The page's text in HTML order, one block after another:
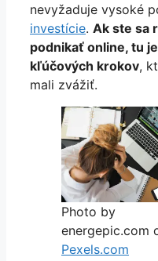
nevyžaduje vysoké
investície. Ak ste sa
podnikať online, tu
kľúčových krokov,
mali zvážiť.
Photo by
energepic.com
Pexels.com